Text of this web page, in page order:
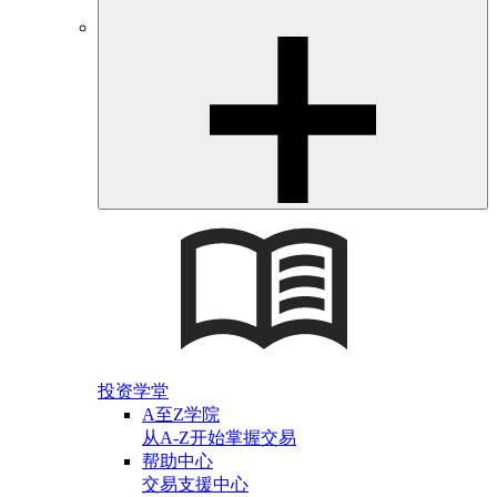
投资学堂
A至Z学院
从A-Z开始掌握交易
帮助中心
交易支援中心